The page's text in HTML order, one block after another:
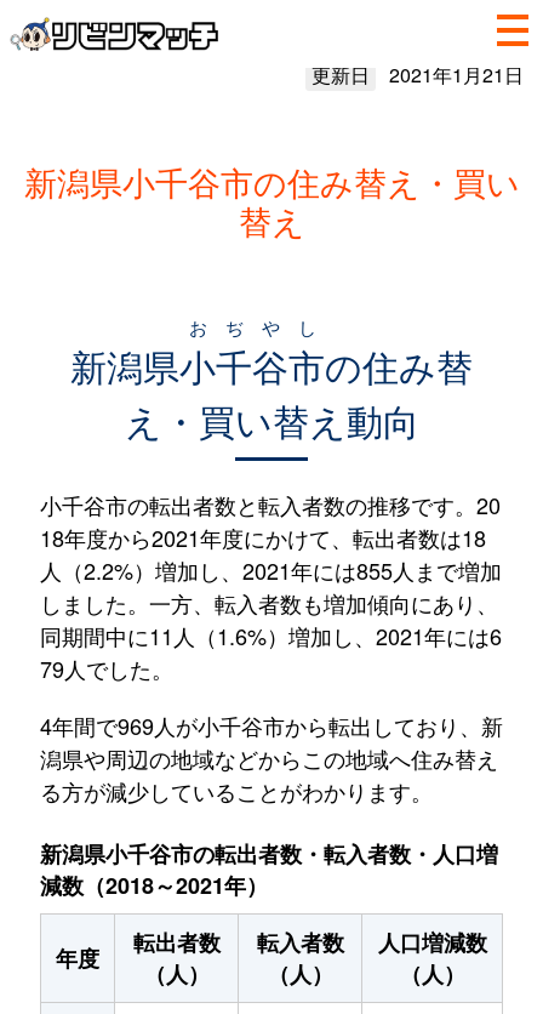
更新日 2021年1月21日
新潟県小千谷市の住み替え・買い
替え
新潟県小千谷市
おぢやし
の住み替
え・買い替え動向
小千谷市の転出者数と転入者数の推移です。20
18年度から2021年度にかけて、転出者数は18
人（2.2%）増加し、2021年には855人まで増加
しました。一方、転入者数も増加傾向にあり、
同期間中に11人（1.6%）増加し、2021年には6
79人でした。
4年間で969人が小千谷市から転出しており、新
潟県や周辺の地域などからこの地域へ住み替え
る方が減少していることがわかります。
新潟県小千谷市の転出者数・転入者数・人口増
減数（2018～2021年）
年度
転出者数
（人）
転入者数
（人）
人口増減数
（人）